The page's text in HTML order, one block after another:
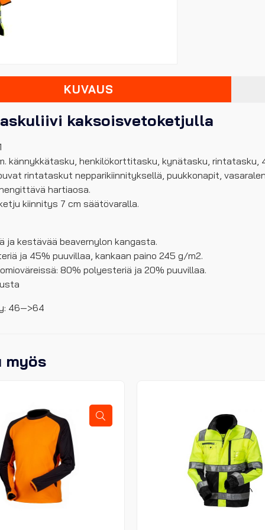
KUVAUS
kaksoisvetoketjulla
kännykkätasku, henkilökorttitasku, kynätasku,
rintataskut nepparikiinnityksellä, puukkonapit,
hartiaosa.
kiinnitys 7 cm säätövaralla.
ja kestävää beavernylon kangasta.
ja 45% puuvillaa, kankaan paino 245 g/m2.
80% polyesteriä ja 20% puuvillaa.
46—>64
myös